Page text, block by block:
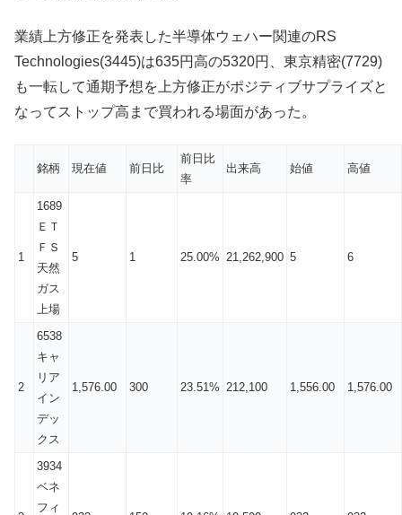
業績上方修正を発表した半導体ウェハー関連のRS
Technologies(3445)は635円高の5320円、東京精密(7729)
も一転して通期予想を上方修正がポジティブサプライズと
なってストップ高まで買われる場面があった。
銘柄 現在値 前日比
前日比
率
出来高 始値 高値
1
1689
ＥＴ
ＦＳ
天然
ガス
上場
5 1 25.00% 21,262,900 5 6
2
6538
キャ
リア
イン
デッ
クス
1,576.00 300 23.51% 212,100 1,556.00 1,576.00
3934
ベネ
フィ